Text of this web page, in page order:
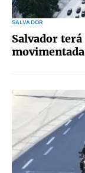
SALVADOR
Salvador